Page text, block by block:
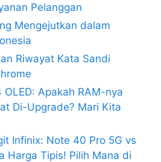
Pelanggan
Mengejutkan dalam
Riwayat Kata Sandi
Apakah RAM-nya
Di-Upgrade? Mari Kita
Infinix: Note 40 Pro 5G vs
Harga Tipis! Pilih Mana di